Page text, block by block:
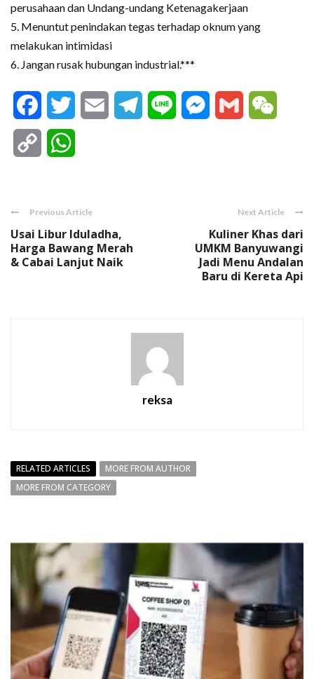
perusahaan dan Undang-undang Ketenagakerjaan
5. Menuntut penindakan tegas terhadap oknum yang
melakukan intimidasi
6. Jangan rusak hubungan industrial.***
FacebookTwitter Email Telegram
Line Messenger
Gmail
Copy
Previous Article
Usai Libur Iduladha,
Harga Bawang Merah
& Cabai Lanjut Naik
Next Article
Kuliner Khas dari
UMKM Banyuwangi
Jadi Menu Andalan
Baru di Kereta Api
reksa
RELATED ARTICLES
MORE FROM AUTHOR
MORE FROM CATEGORY